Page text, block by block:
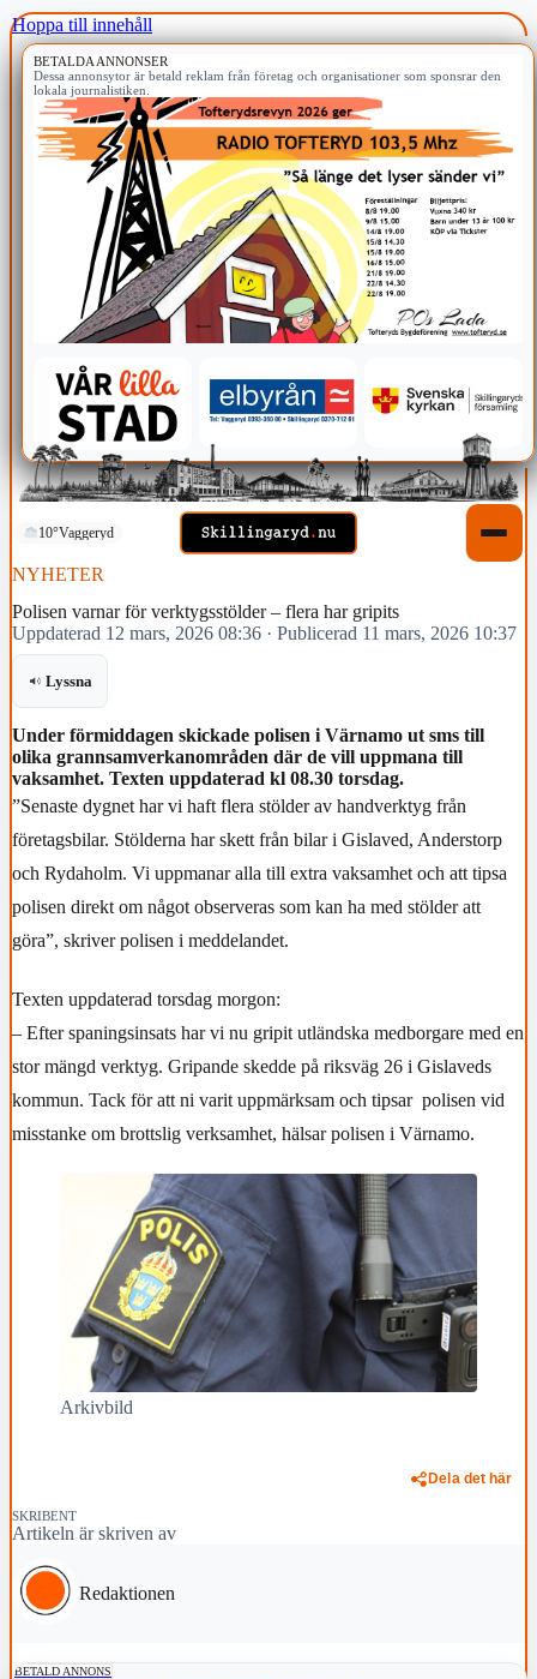
Hoppa till innehåll
BETALDA ANNONSER
Dessa annonsytor är betald reklam från företag och organisationer som sponsrar den
lokala journalistiken.
10°Vaggeryd
NYHETER
Polisen varnar för verktygsstölder – flera har gripits
Uppdaterad 12 mars, 2026 08:36 · Publicerad 11 mars, 2026 10:37
Lyssna
Under förmiddagen skickade polisen i Värnamo ut sms till
olika grannsamverkanområden där de vill uppmana till
vaksamhet. Texten uppdaterad kl 08.30 torsdag.
”Senaste dygnet har vi haft flera stölder av handverktyg från
företagsbilar. Stölderna har skett från bilar i Gislaved, Anderstorp
och Rydaholm. Vi uppmanar alla till extra vaksamhet och att tipsa
polisen direkt om något observeras som kan ha med stölder att
göra”, skriver polisen i meddelandet.
Texten uppdaterad torsdag morgon:
– Efter spaningsinsats har vi nu gripit utländska medborgare med en
stor mängd verktyg. Gripande skedde på riksväg 26 i Gislaveds
kommun. Tack för att ni varit uppmärksam och tipsar polisen vid
misstanke om brottslig verksamhet, hälsar polisen i Värnamo.
Arkivbild
Dela det här
SKRIBENT
Artikeln är skriven av
Redaktionen
BETALD ANNONS